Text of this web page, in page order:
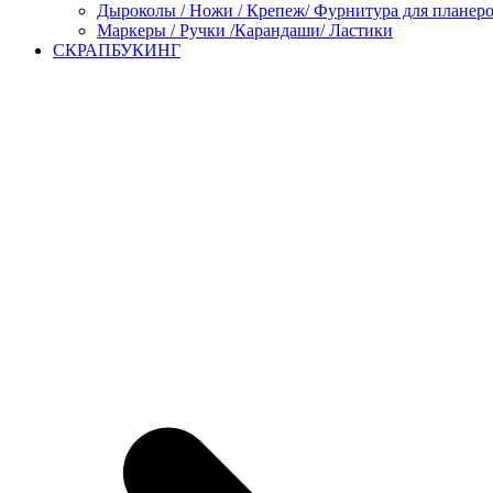
Дыроколы / Ножи / Крепеж/ Фурнитура для
Маркеры / Ручки /Карандаши/ Ластики
СКРАПБУКИНГ